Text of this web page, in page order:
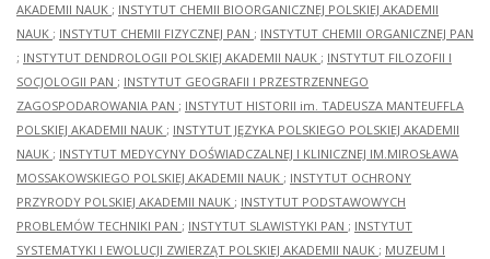
AKADEMII NAUK ; INSTYTUT CHEMII BIOORGANICZNEJ POLSKIEJ AKADEMII
NAUK ; INSTYTUT CHEMII FIZYCZNEJ PAN ; INSTYTUT CHEMII ORGANICZNEJ PAN
; INSTYTUT DENDROLOGII POLSKIEJ AKADEMII NAUK ; INSTYTUT FILOZOFII I
SOCJOLOGII PAN ; INSTYTUT GEOGRAFII I PRZESTRZENNEGO
ZAGOSPODAROWANIA PAN ; INSTYTUT HISTORII im. TADEUSZA MANTEUFFLA
POLSKIEJ AKADEMII NAUK ; INSTYTUT JĘZYKA POLSKIEGO POLSKIEJ AKADEMII
NAUK ; INSTYTUT MEDYCYNY DOŚWIADCZALNEJ I KLINICZNEJ IM.MIROSŁAWA
MOSSAKOWSKIEGO POLSKIEJ AKADEMII NAUK ; INSTYTUT OCHRONY
PRZYRODY POLSKIEJ AKADEMII NAUK ; INSTYTUT PODSTAWOWYCH
PROBLEMÓW TECHNIKI PAN ; INSTYTUT SLAWISTYKI PAN ; INSTYTUT
SYSTEMATYKI I EWOLUCJI ZWIERZĄT POLSKIEJ AKADEMII NAUK ; MUZEUM I